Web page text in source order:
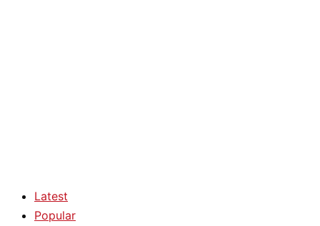
Latest
Popular